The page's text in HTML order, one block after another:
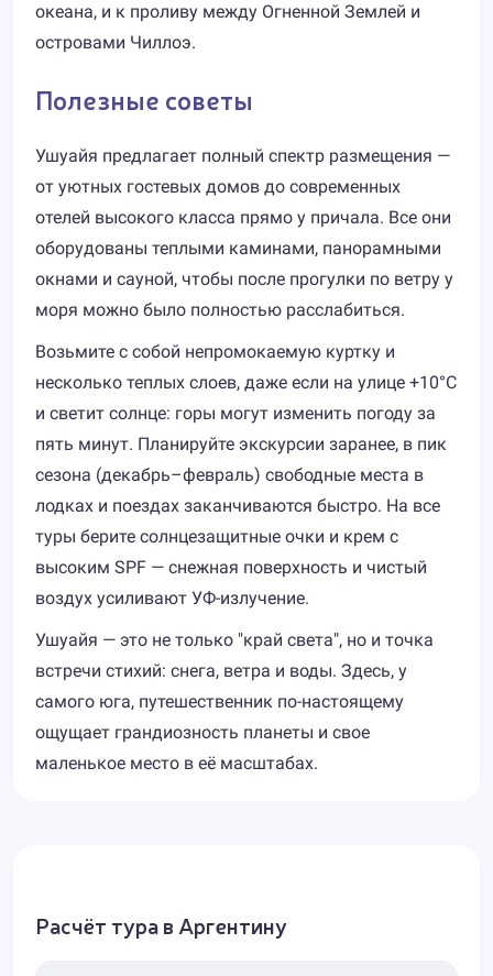
океана, и к проливу между Огненной Землей и
островами Чиллоэ.
Полезные советы
Ушуайя предлагает полный спектр размещения —
от уютных гостевых домов до современных
отелей высокого класса прямо у причала. Все они
оборудованы теплыми каминами, панорамными
окнами и сауной, чтобы после прогулки по ветру у
моря можно было полностью расслабиться.
Возьмите с собой непромокаемую куртку и
несколько теплых слоев, даже если на улице +10°C
и светит солнце: горы могут изменить погоду за
пять минут. Планируйте экскурсии заранее, в пик
сезона (декабрь–февраль) свободные места в
лодках и поездах заканчиваются быстро. На все
туры берите солнцезащитные очки и крем с
высоким SPF — снежная поверхность и чистый
воздух усиливают УФ-излучение.
Ушуайя — это не только "край света", но и точка
встречи стихий: снега, ветра и воды. Здесь, у
самого юга, путешественник по-настоящему
ощущает грандиозность планеты и свое
маленькое место в её масштабах.
Расчёт тура в Аргентину